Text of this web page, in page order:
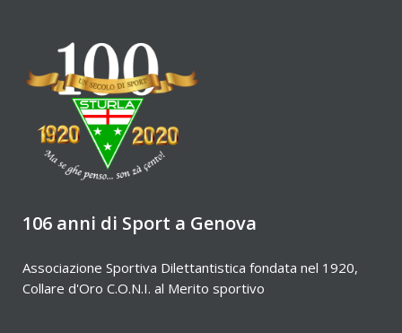
106 anni di Sport a Genova
Associazione Sportiva Dilettantistica fondata nel 1920,
Collare d'Oro C.O.N.I. al Merito sportivo